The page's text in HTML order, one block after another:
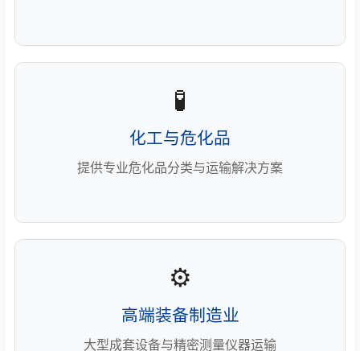
🧪
化工与危化品
提供专业危化品分类与运输解决方案
⚙️
高端装备制造业
大型成套设备与精密测量仪器运输